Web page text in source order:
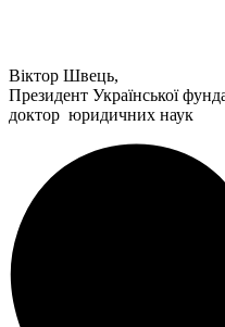
Віктор Швець,
Президент Української
доктор юридичних наук